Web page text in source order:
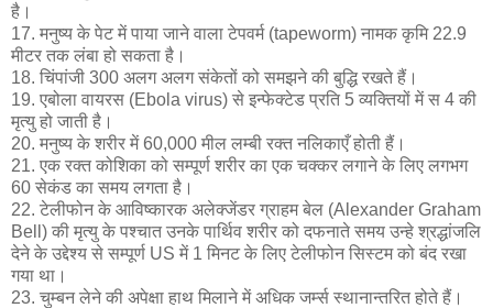
है।
17. मनुष्य के पेट में पाया जाने वाला टेपवर्म (tapeworm) नामक कृमि 22.9
मीटर तक लंबा हो सकता है।
18. चिंपांजी 300 अलग अलग संकेतों को समझने की बुद्धि रखते हैं।
19. एबोला वायरस (Ebola virus) से इन्फेक्टेड प्रति 5 व्यक्तियों में स 4 की
मृत्यु हो जाती है।
20. मनुष्य के शरीर में 60,000 मील लम्बी रक्त नलिकाएँ होती हैं।
21. एक रक्त कोशिका को सम्पूर्ण शरीर का एक चक्कर लगाने के लिए लगभग
60 सेकंड का समय लगता है।
22. टेलीफोन के आविष्कारक अलेक्जेंडर ग्राहम बेल (Alexander Graham
Bell) की मृत्यु के पश्चात उनके पार्थिव शरीर को दफनाते समय उन्हे श्रद्धांजलि
देने के उद्देश्य से सम्पूर्ण US में 1 मिनट के लिए टेलीफोन सिस्टम को बंद रखा
गया था।
23. चुम्बन लेने की अपेक्षा हाथ मिलाने में अधिक जर्म्स स्थानान्तरित होते हैं।